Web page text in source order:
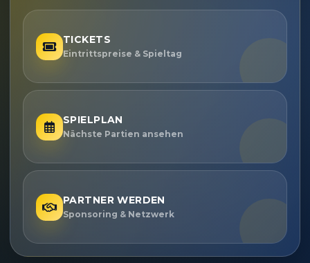
TICKETS
Eintrittspreise & Spieltag
SPIELPLAN
Nächste Partien ansehen
PARTNER WERDEN
Sponsoring & Netzwerk